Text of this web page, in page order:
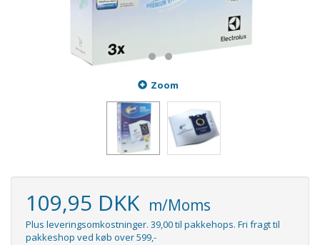
Zoom
109,95 DKK m/Moms
Plus leveringsomkostninger. 39,00 til pakkehops. Fri fragt til
pakkeshop ved køb over 599,-